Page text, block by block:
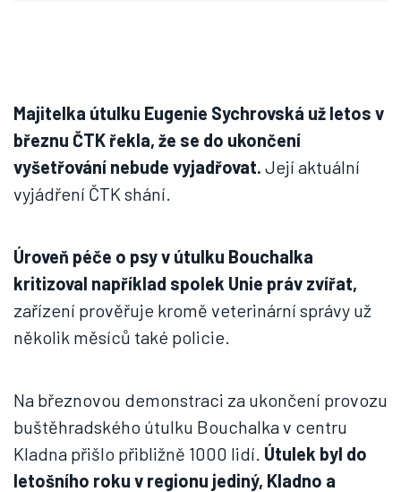
Majitelka útulku Eugenie Sychrovská už letos v
březnu ČTK řekla, že se do ukončení
vyšetřování nebude vyjadřovat. Její aktuální
vyjádření ČTK shání.
Úroveň péče o psy v útulku Bouchalka
kritizoval například spolek Unie práv zvířat,
zařízení prověřuje kromě veterinární správy už
několik měsíců také policie.
Na březnovou demonstraci za ukončení provozu
buštěhradského útulku Bouchalka v centru
Kladna přišlo přibližně 1000 lidí. Útulek byl do
letošního roku v regionu jediný, Kladno a